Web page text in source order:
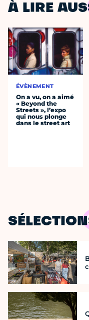
À LIRE
ÉVÈNEMENT
On a vu, on a aimé
« Beyond the
Streets », l’expo
qui nous plonge
dans le street art